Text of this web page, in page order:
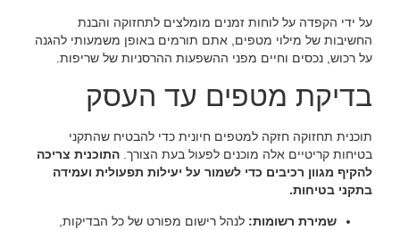
‏על ידי הקפדה על לוחות זמנים מומלצים לתחזוקה והבנת
החשיבות של מילוי מטפים, אתם תורמים באופן משמעותי להגנה
על רכוש, נכסים וחיים מפני ההשפעות ההרסניות של שריפות.‏
בדיקת מטפים עד העסק
‏תוכנית תחזוקה חזקה למטפים חיונית כדי להבטיח שהתקני
בטיחות קריטיים אלה מוכנים לפעול בעת הצורך. ‏‏התוכנית צריכה
להקיף מגוון רכיבים כדי לשמור על יעילות תפעולית ועמידה
בתקני בטיחות.‏
‏שמירת רשומות:‏ ‏ לנהל רישום מפורט של כל הבדיקות,